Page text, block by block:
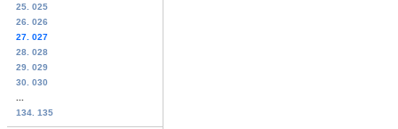
25. 025
26. 026
27. 027
28. 028
29. 029
30. 030
134. 135